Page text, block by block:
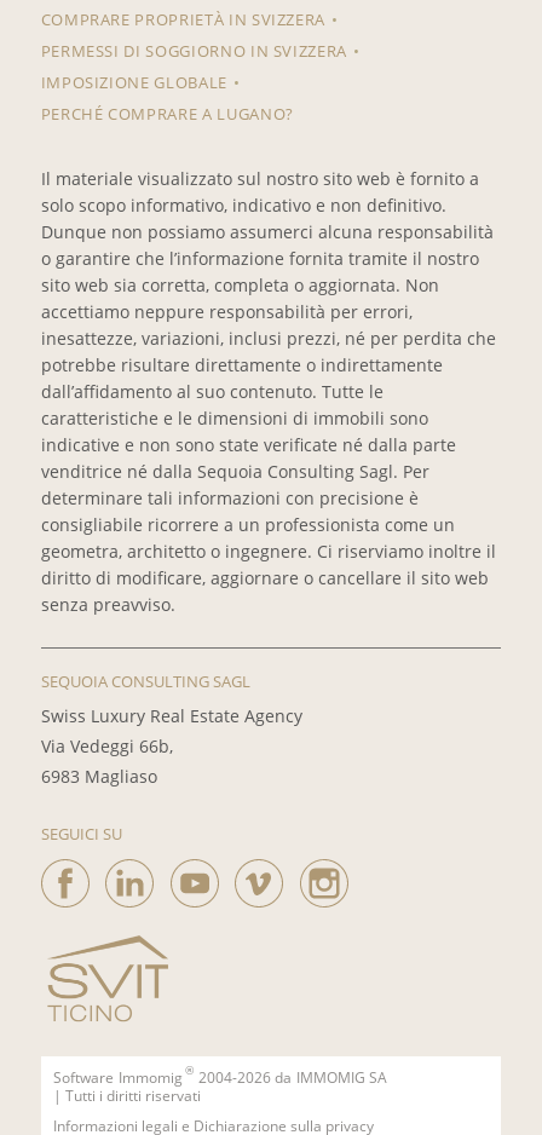
COMPRARE PROPRIETÀ IN SVIZZERA
PERMESSI DI SOGGIORNO IN SVIZZERA
IMPOSIZIONE GLOBALE
PERCHÉ COMPRARE A LUGANO?
Il materiale visualizzato sul nostro sito web è fornito a
solo scopo informativo, indicativo e non definitivo.
Dunque non possiamo assumerci alcuna responsabilità
o garantire che l’informazione fornita tramite il nostro
sito web sia corretta, completa o aggiornata. Non
accettiamo neppure responsabilità per errori,
inesattezze, variazioni, inclusi prezzi, né per perdita che
potrebbe risultare direttamente o indirettamente
dall’affidamento al suo contenuto. Tutte le
caratteristiche e le dimensioni di immobili sono
indicative e non sono state verificate né dalla parte
venditrice né dalla Sequoia Consulting Sagl. Per
determinare tali informazioni con precisione è
consigliabile ricorrere a un professionista come un
geometra, architetto o ingegnere. Ci riserviamo inoltre il
diritto di modificare, aggiornare o cancellare il sito web
senza preavviso.
SEQUOIA CONSULTING SAGL
Swiss Luxury Real Estate Agency
Via Vedeggi 66b,
6983 Magliaso
SEGUICI SU
Software Immomig ® 2004-2026 da IMMOMIG SA
| Tutti i diritti riservati
Informazioni legali e Dichiarazione sulla privacy